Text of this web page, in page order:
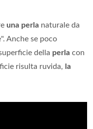
una perla naturale da
Anche se poco
della perla con
risulta ruvida, la